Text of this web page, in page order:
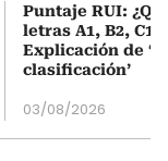
Puntaje RUI:
letras A1, B2, C1
Explicación de
clasificación’
03/08/2026